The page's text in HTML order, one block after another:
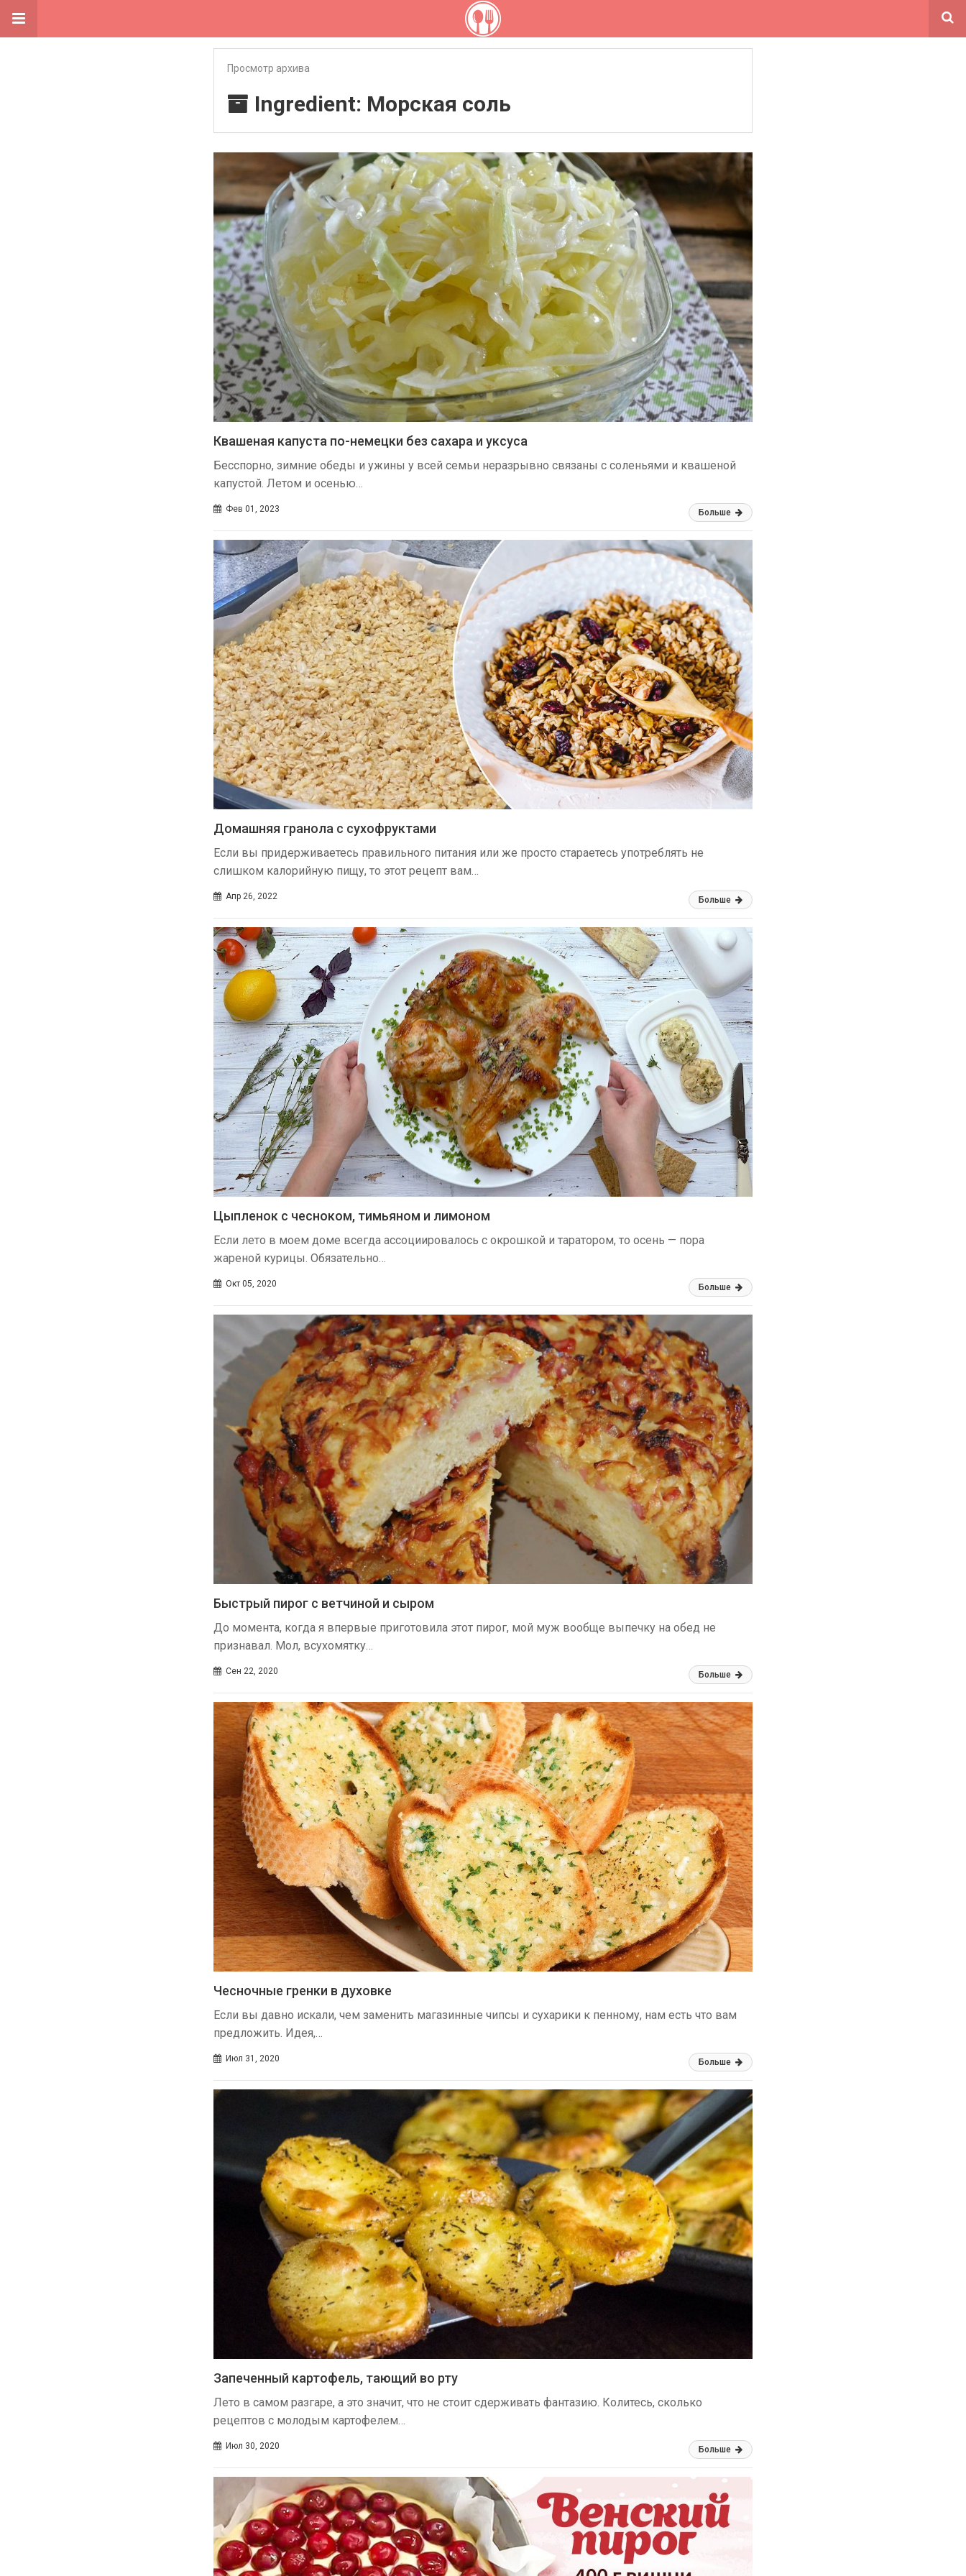
Просмотр архива
Ingredient: Морская соль
Квашеная капуста по-немецки без сахара и уксуса
Бесспорно, зимние обеды и ужины у всей семьи неразрывно связаны с соленьями и квашеной
капустой. Летом и осенью…
Фев 01, 2023 Больше
Домашняя гранола с сухофруктами
Если вы придерживаетесь правильного питания или же просто стараетесь употреблять не
слишком калорийную пищу, то этот рецепт вам…
Апр 26, 2022 Больше
Цыпленок с чесноком, тимьяном и лимоном
Если лето в моем доме всегда ассоциировалось с окрошкой и таратором, то осень — пора
жареной курицы. Обязательно…
Окт 05, 2020 Больше
Быстрый пирог с ветчиной и сыром
До момента, когда я впервые приготовила этот пирог, мой муж вообще выпечку на обед не
признавал. Мол, всухомятку…
Сен 22, 2020 Больше
Чесночные гренки в духовке
Если вы давно искали, чем заменить магазинные чипсы и сухарики к пенному, нам есть что вам
предложить. Идея,…
Июл 31, 2020 Больше
Запеченный картофель, тающий во рту
Лето в самом разгаре, а это значит, что не стоит сдерживать фантазию. Колитесь, сколько
рецептов с молодым картофелем…
Июл 30, 2020 Больше